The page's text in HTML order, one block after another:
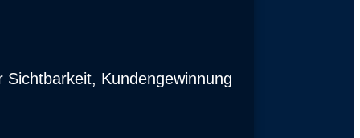
Kundengewinnung